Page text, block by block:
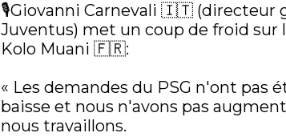
🎙️Giovanni Carnevali 🇮🇹 (directeur
Juventus) met un coup de froid sur
Kolo Muani 🇫🇷:
« Les demandes du PSG n'ont pas
baisse et nous n'avons pas
nous travaillons.